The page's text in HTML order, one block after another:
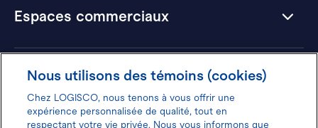
Espaces commerciaux
Hôtels
Nous utilisons des témoins (cookies)
Chez LOGISCO, nous tenons à vous offrir une
expérience personnalisée de qualité, tout en
respectant votre vie privée. Nous vous informons que